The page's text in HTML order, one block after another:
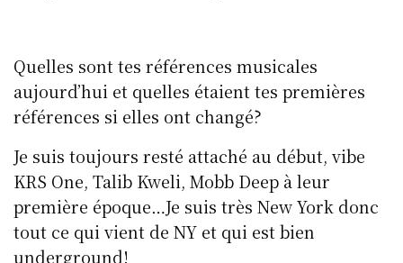
Quelles sont tes références musicales
aujourd’hui et quelles étaient tes premières
références si elles ont changé?
Je suis toujours resté attaché au début, vibe
KRS One, Talib Kweli, Mobb Deep à leur
première époque…Je suis très New York donc
tout ce qui vient de NY et qui est bien
underground!